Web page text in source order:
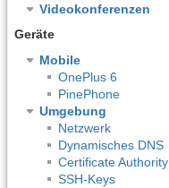
Videokonferenzen
Geräte
Mobile
OnePlus 6
PinePhone
Umgebung
Netzwerk
Dynamisches DNS
Certificate Authority
SSH-Keys